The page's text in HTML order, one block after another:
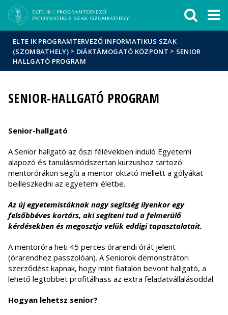
Hírek
Események
ELTE a
sajtóban
ELTE IK PROGRAMTERVEZŐ INFORMATIKUS SZAK
(SZOMBATHELY) > DIÁKTÁMOGATÓ KÖZPONT > SENIOR
HALLGATÓ PROGRAM
SENIOR-HALLGATÓ PROGRAM
Senior-hallgató
A Senior hallgató az őszi félévekben induló Egyetemi
alapozó és tanulásmódszertan kurzushoz tartozó
mentorórákon segíti a mentor oktató mellett a gólyákat
beilleszkedni az egyetemi életbe.
Az új egyetemistáknak nagy segítség ilyenkor egy
felsőbbéves kortárs, aki segíteni tud a felmerülő
kérdésekben és megosztja velük eddigi tapasztalatait.
A mentoróra heti 45 perces órarendi órát jelent
(órarendhez passzolóan). A Seniorok demonstrátori
szerződést kapnak, hogy mint fiatalon bevont hallgató, a
lehető legtöbbet profitálhass az extra feladatvállalásoddal.
Hogyan lehetsz senior?